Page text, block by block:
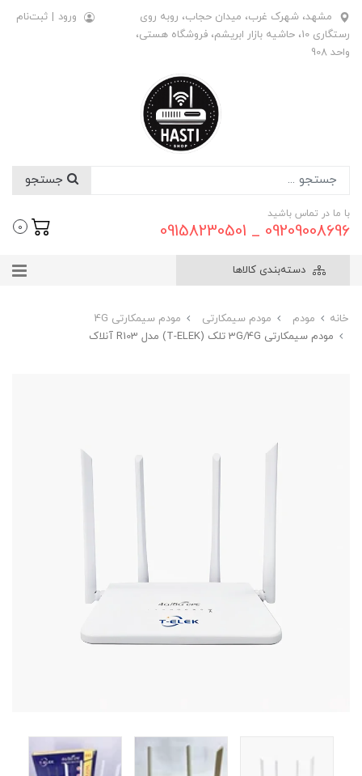
مشهد، شهرک غرب، میدان حجاب، روبه روی
رستگاری 10، حاشیه بازار ابریشم، فروشگاه هستی،
واحد 908
ورود | ثبت‌نام
با ما در تماس باشید
09209008696 _ 09158230501
0
دسته‌بندی کالاها
خانه مودم مودم سیمکارتی
مودم سیمکارتی 4G
مودم سیمکارتی 3G/4G تلک (T-ELEK) مدل R103 آنلاک